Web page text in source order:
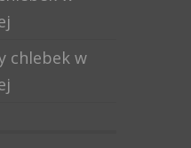
chlebek w